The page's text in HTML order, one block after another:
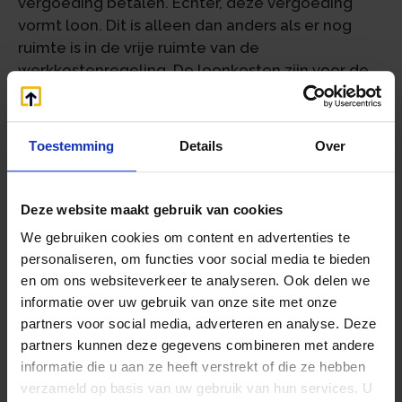
Toestemming Details Over
Deze website maakt gebruik van cookies
We gebruiken cookies om content en advertenties te
personaliseren, om functies voor social media te bieden
en om ons websiteverkeer te analyseren. Ook delen we
informatie over uw gebruik van onze site met onze
partners voor social media, adverteren en analyse. Deze
partners kunnen deze gegevens combineren met andere
informatie die u aan ze heeft verstrekt of die ze hebben
verzameld op basis van uw gebruik van hun services. U
vormt loon. Dit is alleen dan anders als er nog
ruimte is in de vrije ruimte van de
werkkostenregeling. De loonkosten zijn voor de
B.V. aftrekbaar.
Arrest Hoge Raad augustus 2016
Tot voor kort nam de Belastingdienst het
met daarin een kwalificerende werkruimte voor
een ondernemer niet aftrekbaar waren. In
augustus heeft de Hoge Raad echter bepaald
dat dit wel degelijk kan. Hiervoor is het
noodzakelijk dat de ondernemer/zzp’er het
huurrecht vanaf begin heeft geactiveerd op de
balans. Alsdan kunnen alle kosten van de
huurwoning in mindering worden gebracht op de
winst. Wel moet voor het privégebruik een